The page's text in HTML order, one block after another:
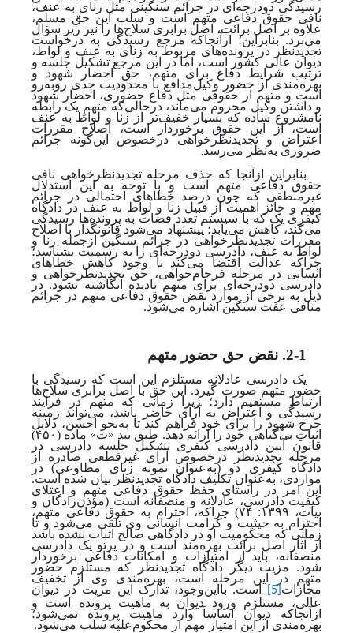
رسیدگی دودرجه‌ای در جرائم سنگینی مثل زنای به عنف،
نافی حقوق دفاعی متهم است و سلب این حق مسلم،
علاوه بر اصل برائت، اصل برابری سلاح‌ها را نیز زیر سؤال
می‌برد. بنابراین؛
ازآنجاکه مرجع رسیدگی به درخواست
تجدیدنظر در پرونده‌های مربوط به زنای به عنف و لواط،
دیوان عالی کشور است، اما در این مرجع تشکیل جلسه و
ترتیب شرایط دفاع برای متهم، حق احضار شهود و
بهره‌مندی از حضور وکیل‌مدافع با محدودیت جدی روبه‌رو
است و متهم از حقوقی مثل دفاع حضوری، احضار شهود
و داشتن وکیل محروم می‌ماند، درحالی‌که متهمِ یک رابطه
نامشروع ساده که بسیار خفیف‌تر از زنا و لواط به عنف
است، از این حقوق برخوردار است، اصلاح مقررات
اعتراض و تجدیدنظرخواهی درخصوص این‌گونه جرائم
ضروری بهنظر می‌رسد.
بنابراین ازآنجا که حذف مرحله تجدیدنظرخواهی نافی
حقوق دفاعی متهم است و با توجه ‌به این استدلال
غیرمنطقی که چون درصد خطاهای احتمالی در جرائم
مهم و حائز اهمیت از قبیل زنا و لواط به عنف در دادگاه
کیفری یک که با سیستم تعدد قضات به پرونده‌ها رسیدگی
می‌کند، کاهش می‌یابد؛ پیشنهاد می‌شود قانونگذار با اصلاح
مقررات تجدید‌نظرخواهی در جرائم سنگین ازجمله زنا و
لواط به عنف، دادرسی دودرجه‌ای را به رسمیت بشناسد؛
چراکه عدالت اقتضا می‌کند با وجود کاهش خطاهای
انسانی در مرحله فرجام‌خواهی، حق تجدیدنظرخواهی و
دادرسی دودرجه‌ای برای متهم نادیده انگاشته نشود. در
ذیل به برخی از موارد نقض حقوق دفاعی متهم در جرائم
منافی عفت سنگین اشاره می‌شود.
2-1. نقض حق حضور متهم
یک دادرسی عادلانه مستلزم این است که رسیدگی با
حضور متهم صورت گیرد. این حق با اصل برابری سلاح‌ها
ارتباط مستقیم دارد؛ زیرا زمانی که متهم در فرایند
رسیدگی و اعتراض به آرای حاضر باشد، می‌تواند زمینه
جرح شهود را برای خود فراهم کند تا بهنحو احسن، دلایل
اثباتِ بی‌گناهی خود را ارائه دهد. طبق بند «ث» ماده (۴۵۰)
قانون آیین دادرسی کیفری تشکیل جلسه دادرسی در
مرحله تجدیدنظر درخصوص آرای غیرقطعی صادره از
دادگاه کیفری دو (به‌عنوان نمونه زنای مطاوعی) در
مواردی، به‌عنوان تکلیف دادگاه تجدیدنظر بیان شده‌ است.
این امر در راستای حفظ حقوق دفاعی متهم و اعتلای
کیفیت دادرسی، عادلانه و منصفانه است (مؤذن‌زادگان و
بیات، ۱۳۹۹: ۷۴)
چراکه، احترام به حقوق دفاعی متهم،
احترام به حیثیت و کرامت انسانی وی تلقی می‌شود و تا
زمانی که محکومیت او در دادگاهی صالح اثبات نشده باشد
از آثار اصل برائت بهره‌مند است و در پرتو یک دادرسی
منصفانه، باید از امتیازات و امکانات دفاعی برخوردار
شود. مزیت دیگر دادگاه تجدیدنظر که مستلزم حضور
متهم در این مرحله است، بهره‌مندی وی از تخفیف
مجازات [5]
است. بااین‌وجود، تدارک این مزیت در دیوان
عالی، مستلزم ورود دیوان به ماهیت پرونده است و
ازآنجاکه دیوان اساساً وارد ماهیت پرونده نمی‌شود؛
بهره‌مندی از این امتیاز مهم از محکوم‌علیه سلب می‌شود.